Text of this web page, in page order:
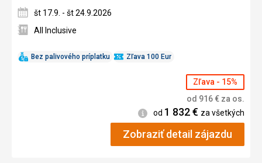
Bez palivového príplatku Zľava 100 Eur
št 17.9. - št 24.9.2026
All Inclusive
Zľava - 15%
od 916€ za os.
Informácie
od 1 832€ za všetkých
Zobraziť detail zájazdu